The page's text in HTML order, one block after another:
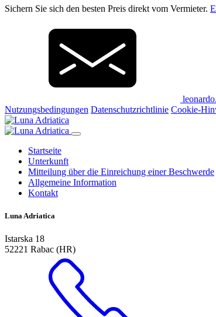
Sichern Sie sich den besten Preis direkt vom Vermieter.
Nutzungsbedingungen Datenschutzrichtlinie Cookie-
Startseite
Unterkunft
Mitteilung über die Einreichung einer Beschwerde
Allgemeine Information
Kontakt
Luna Adriatica
Istarska 18
52221 Rabac (HR)